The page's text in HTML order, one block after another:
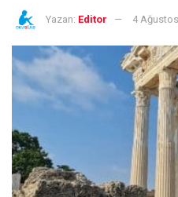
Yazan: Editor 4